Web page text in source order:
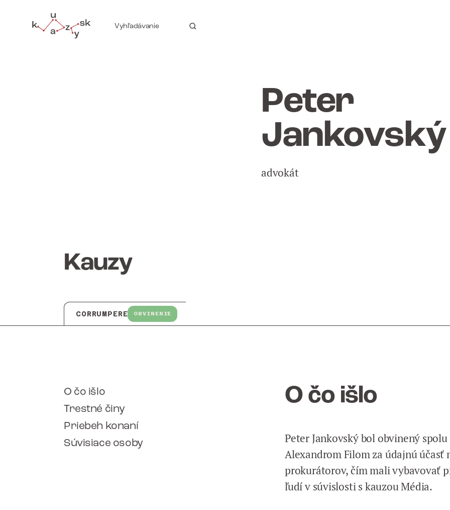
Peter
Jankovský
advokát
Kauzy
CORRUMPERE OBVINENIE
O čo išlo
Trestné činy
Priebeh konaní
Súvisiace osoby
O čo išlo
Peter Jankovský bol obvinený
Alexandrom Filom za údajnú účasť
prokurátorov, čím mali vybavovať
ľudí v súvislosti s kauzou Média.